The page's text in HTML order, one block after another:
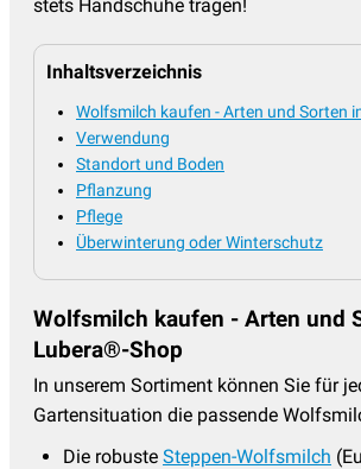
stets Handschuhe tragen!
Inhaltsverzeichnis
Wolfsmilch kaufen - Arten und Sorten
Verwendung
Standort und Boden
Pflanzung
Pflege
Überwinterung oder Winterschutz
Wolfsmilch kaufen - Arten und
Lubera®-Shop
In unserem Sortiment können Sie für
Gartensituation die passende
Die robuste Steppen-Wolfsmilch